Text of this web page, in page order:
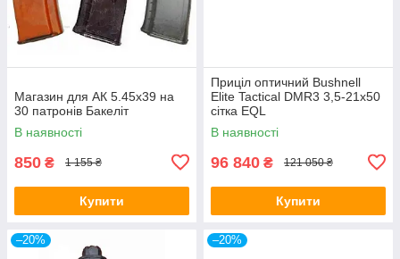
Магазин для АК 5.45х39 на
30 патронів Бакеліт
В наявності
850 ₴ 1 155 ₴
Купити
Приціл оптичний Bushnell
Elite Tactical DMR3 3,5-21x50
сітка EQL
В наявності
96 840 ₴ 121 050 ₴
Купити
–20% –20%